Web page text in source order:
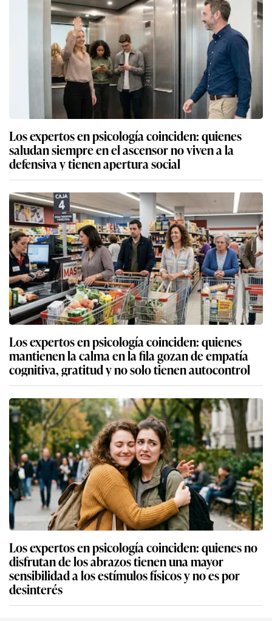
Los expertos en psicología coinciden: quienes
saludan siempre en el ascensor no viven a la
defensiva y tienen apertura social
Los expertos en psicología coinciden: quienes
mantienen la calma en la fila gozan de empatía
cognitiva, gratitud y no solo tienen autocontrol
Los expertos en psicología coinciden: quienes no
disfrutan de los abrazos tienen una mayor
sensibilidad a los estímulos físicos y no es por
desinterés